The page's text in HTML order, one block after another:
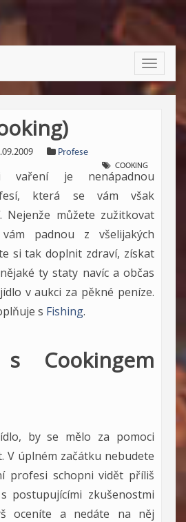
Toggle
Profese
COOKING
vaření je nenápadnou
která se vám však
Nejenže můžete zužitkovat
padnou z všelijakých
si tak doplnit zdraví, získat
ty staty navíc a občas
v aukci za pěkné peníze.
s Fishing.
Cookingem
by se mělo za pomoci
V úplném začátku nebudete
profesi schopni vidět příliš
postupujícími zkušenostmi
oceníte a nedáte na něj